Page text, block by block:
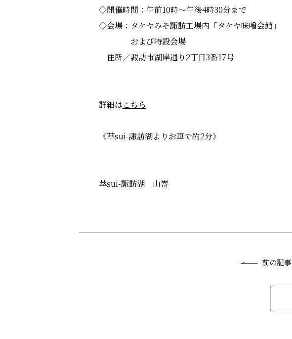
◇開催時間：午前10時〜午後4時30分まで
◇会場：タケヤみそ諏訪工場内「タケヤ味噌会館」
および特設会場
住所／諏訪市湖岸通り2丁目3番17号
詳細はこちら
《萃sui-諏訪湖よりお車で約2分》
萃sui-諏訪湖 山嵜
前の記事